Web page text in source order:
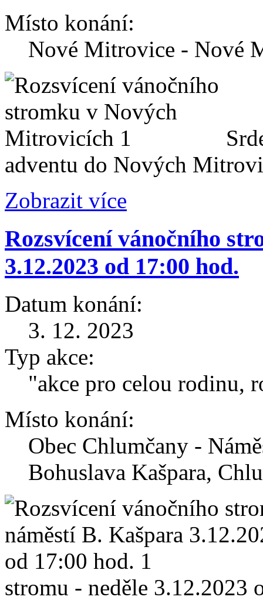
Místo konání:
Nové Mitrovice - Nové
adventu do Nových
Zobrazit více
Rozsvícení vánočního
3.12.2023 od 17:00 hod.
Datum konání:
3. 12. 2023
Typ akce:
"akce pro celou rodinu,
Místo konání:
Obec Chlumčany -
Bohuslava Kašpara,
stromu - neděle 3.12.2023